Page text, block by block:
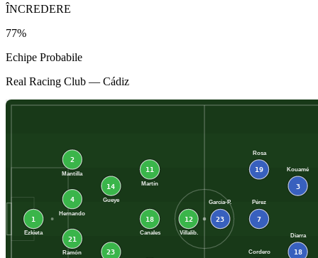
ÎNCREDERE
77%
Echipe Probabile
Real Racing Club — Cádiz
1
Ezkieta
2
Mantilla
4
Hernando
21
Ramón
14
Gueye
23
11
Martín
18
Canales
12
Villalib.
3
Kouamé
18
Diarra
19
Rosa
7
Pérez
Cordero
23
Garcia-P.